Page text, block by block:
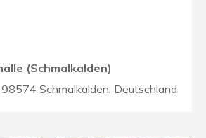
(Schmalkalden)
Schmalkalden, Deutschland